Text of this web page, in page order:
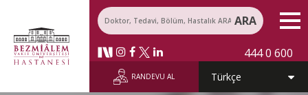
ARA
444 0 600
RANDEVU AL